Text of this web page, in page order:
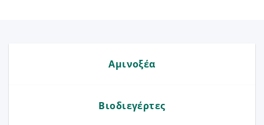
Αμινοξέα
Βιοδιεγέρτες